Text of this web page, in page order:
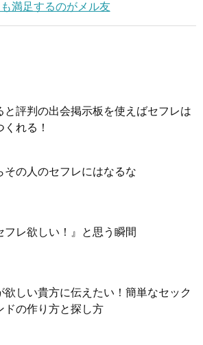
満足するのがメル友
と評判の出会掲示板を使えばセフレは
れる！
その人のセフレにはなるな
フレ欲しい！』と思う瞬間
欲しい貴方に伝えたい！簡単なセック
ドの作り方と探し方